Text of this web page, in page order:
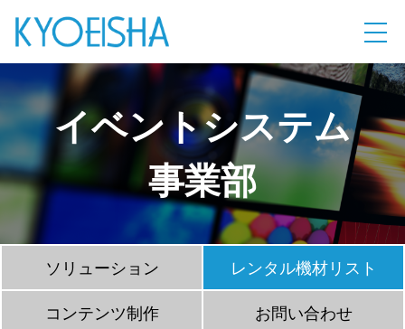
イベントシステム
事業部
ソリューション レンタル機材リスト
コンテンツ制作 お問い合わせ